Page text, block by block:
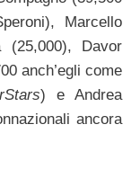
Marcello
(25,000), Davor
anch’egli come
) e Andrea
ancora